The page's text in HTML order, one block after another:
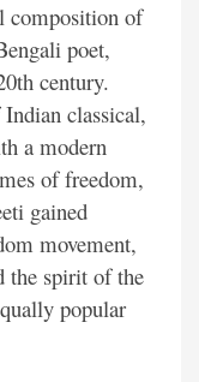
composition of
poet,
century.
classical,
a modern
of freedom,
gained
movement,
the spirit of the
popular